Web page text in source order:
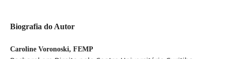
Biografia do Autor
Caroline Voronoski, FEMP